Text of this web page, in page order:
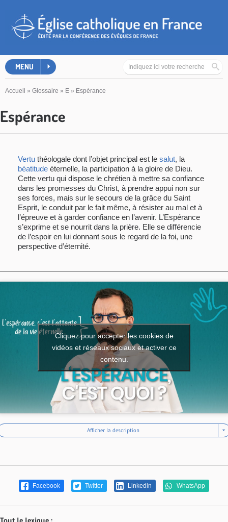
MENU
Accueil » Glossaire » E » Espérance
Espérance
Vertu théologale dont l’objet principal est le salut, la
béatitude éternelle, la participation à la gloire de Dieu.
Cette vertu qui dispose le chrétien à mettre sa confiance
dans les promesses du Christ, à prendre appui non sur
ses forces, mais sur le secours de la grâce du Saint
Esprit, le conduit par le fait même, à résister au mal et à
l’épreuve et à garder confiance en l’avenir. L’Espérance
s’exprime et se nourrit dans la prière. Elle se différencie
de l’espoir en lui donnant sous le regard de la foi, une
perspective d’éternité.
Cliquez pour accepter les cookies de
vidéos et réseaux sociaux et activer ce
contenu.
Afficher la description
Facebook Twitter Linkedin WhatsApp